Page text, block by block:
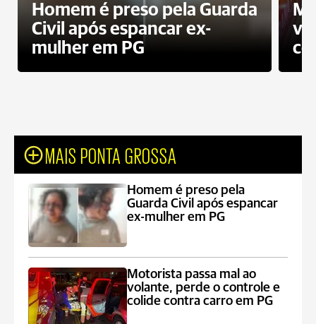
Homem é preso pela Guarda
Civil após espancar ex-
mulher em PG
MAIS PONTA GROSSA
Homem é preso pela
Guarda Civil após espancar
ex-mulher em PG
Motorista passa mal ao
volante, perde o controle e
colide contra carro em PG